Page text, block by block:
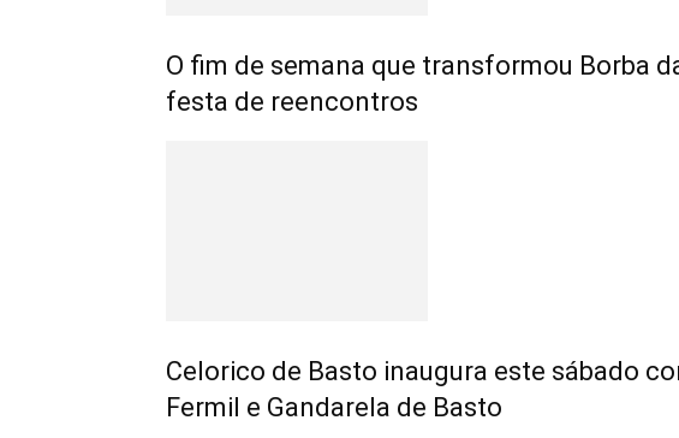
O fim de semana que transformou Borba
festa de reencontros
Celorico de Basto inaugura este sábado
Fermil e Gandarela de Basto